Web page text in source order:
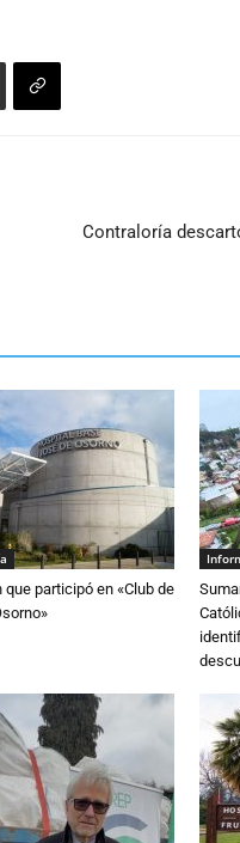
Contraloría
que participó en «Club de